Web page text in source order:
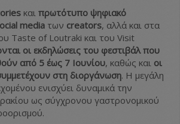
και πρωτότυπο ψηφιακό
media των creators, αλλά και στα
Taste of Loutraki και του Visit
οι εκδηλώσεις του φεστιβάλ που
από 5 έως 7 Ιουνίου, καθώς και οι
στη διοργάνωση. Η μεγάλη
ενισχύει δυναμικά την
ως σύγχρονου γαστρονομικού